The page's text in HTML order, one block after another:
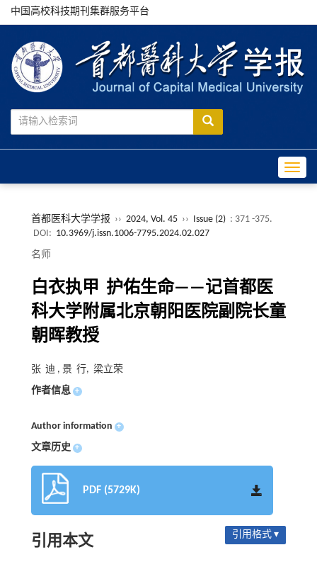
中国高校科技期刊集群服务平台
首都医科大学学报 ›› 2024, Vol. 45 ›› Issue (2) : 371 -375.
DOI: 10.3969/j.issn.1006-7795.2024.02.027
名师
白衣执甲 护佑生命——记首都医
科大学附属北京朝阳医院副院长童
朝晖教授
张 迪 , 景 行, 梁立荣
作者信息 +
Author information +
文章历史 +
PDF (5729K)
引用本文 引用格式 ▾